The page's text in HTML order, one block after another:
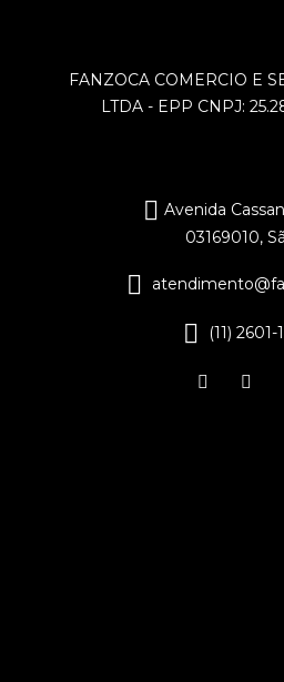
FANZOCA COMERCIO E
LTDA - EPP CNPJ:
Avenida
03169010,
(11)